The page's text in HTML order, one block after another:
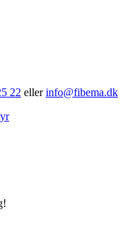
22 eller info@fibema.dk